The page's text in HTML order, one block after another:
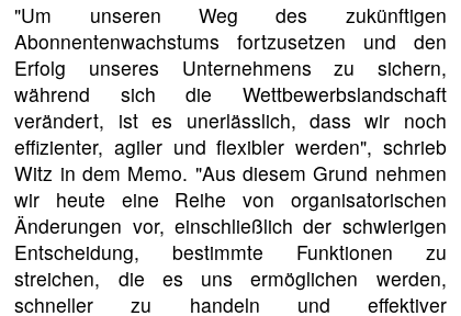
"Um unseren Weg des zukünftigen
Abonnentenwachstums fortzusetzen und den
Erfolg unseres Unternehmens zu sichern,
während sich die Wettbewerbslandschaft
verändert, ist es unerlässlich, dass wir noch
effizienter, agiler und flexibler werden", schrieb
Witz in dem Memo. "Aus diesem Grund nehmen
wir heute eine Reihe von organisatorischen
Änderungen vor, einschließlich der schwierigen
Entscheidung, bestimmte Funktionen zu
streichen, die es uns ermöglichen werden,
schneller zu handeln und effektiver